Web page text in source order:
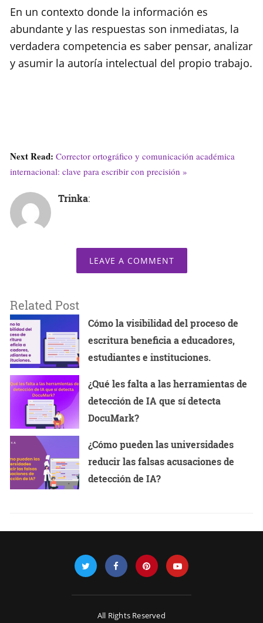
En un contexto donde la información es
abundante y las respuestas son inmediatas, la
verdadera competencia es saber pensar, analizar
y asumir la autoría intelectual del propio trabajo.
Next Read: Corrector ortográfico y comunicación académica
internacional: clave para escribir con precisión »
Trinka:
LEAVE A COMMENT
Related Post
Cómo la visibilidad del proceso de
escritura beneficia a educadores,
estudiantes e instituciones.
¿Qué les falta a las herramientas de
detección de IA que sí detecta
DocuMark?
¿Cómo pueden las universidades
reducir las falsas acusaciones de
detección de IA?
All Rights Reserved